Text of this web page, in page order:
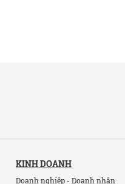
KINH DOANH
Doanh nghiệp - Doanh nhân